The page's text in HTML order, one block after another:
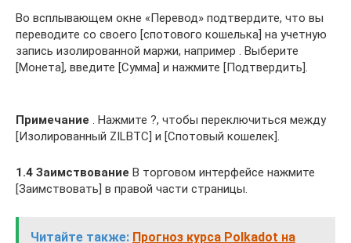
Во всплывающем окне «Перевод» подтвердите, что вы
переводите со своего [спотового кошелька] на учетную
запись изолированной маржи, например . Выберите
[Монета], введите [Сумма] и нажмите [Подтвердить].
Примечание . Нажмите ?, чтобы переключиться между
[Изолированный ZILBTC] и [Спотовый кошелек].
1.4 Заимствование В торговом интерфейсе нажмите
[Заимствовать] в правой части страницы.
Читайте также: Прогноз курса Polkadot на